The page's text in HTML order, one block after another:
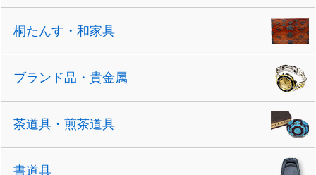
桐たんす・和家具
ブランド品・貴金属
茶道具・煎茶道具
書道具